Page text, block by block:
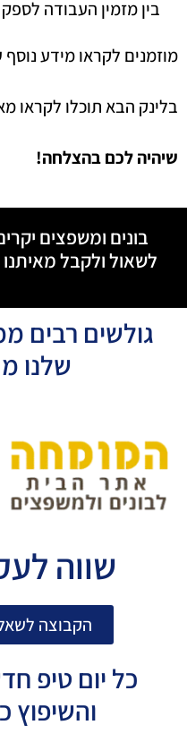
בין מזמין העבודה
מוזמנים לקראו מידע נוסף
בלינק הבא תוכלו לקראו
שיהיה לכם בהצלחה!
בונים ומשפצים
לשאול ולקבל
גולשים רבים
שלנו
שווה
הקבוצה
כל יום טיפ
והשיפוץ